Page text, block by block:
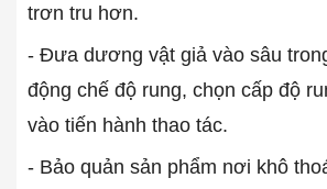
trơn tru hơn.
- Đưa dương vật giả vào sâu
động chế độ rung, chọn cấp độ
vào tiến hành thao tác.
- Bảo quản sản phẩm nơi khô